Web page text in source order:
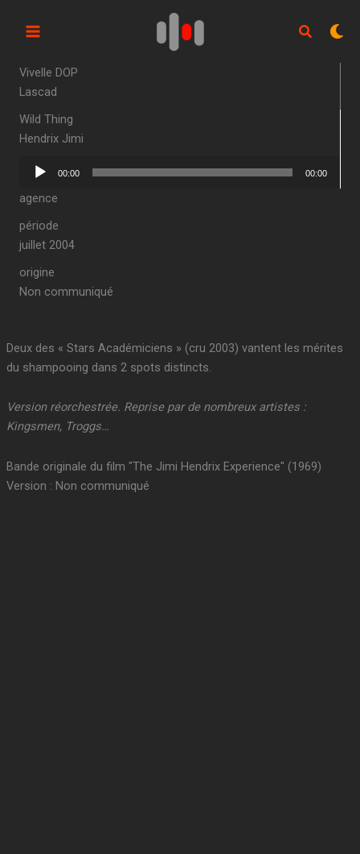
Vivelle DOP
Lascad
Wild Thing
Hendrix Jimi
Lecteur
00:00 00:00
agence
période
juillet 2004
origine
Non communiqué
Deux des « Stars Académiciens » (cru 2003) vantent les mérites
du shampooing dans 2 spots distincts.
Version réorchestrée. Reprise par de nombreux artistes :
Kingsmen, Troggs…
Bande originale du film "The Jimi Hendrix Experience" (1969)
Version : Non communiqué